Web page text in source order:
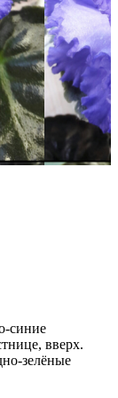
синие
вверх.
зелёные